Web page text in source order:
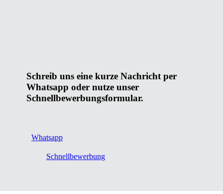
Schreib uns eine kurze Nachricht per
Whatsapp oder nutze unser
Schnellbewerbungsformular.
Whatsapp
Schnellbewerbung